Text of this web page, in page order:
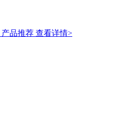
产品推荐 查看详情>